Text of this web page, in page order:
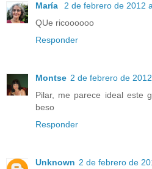
María
2 de febrero de 2012
QUe ricoooooo
Responder
Montse 2 de febrero de
Pilar, me parece ideal este
beso
Responder
Unknown 2 de febrero de